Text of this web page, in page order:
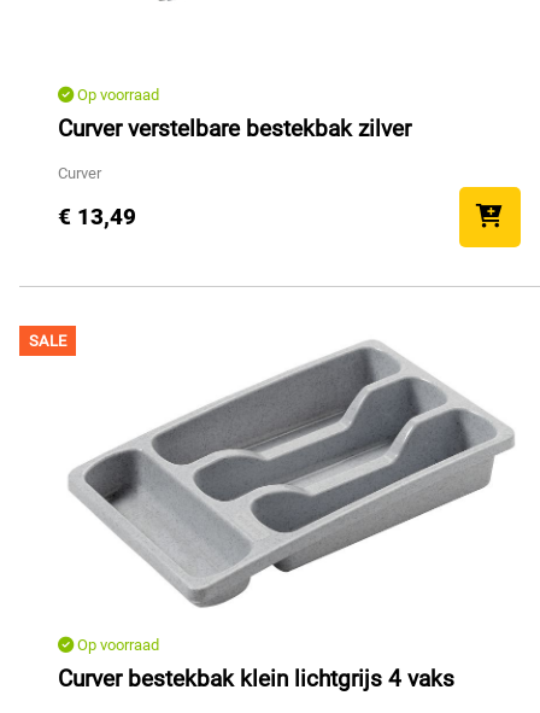
Op voorraad
Curver verstelbare bestekbak zilver
Curver
€ 13,49
SALE
Op voorraad
Curver bestekbak klein lichtgrijs 4 vaks